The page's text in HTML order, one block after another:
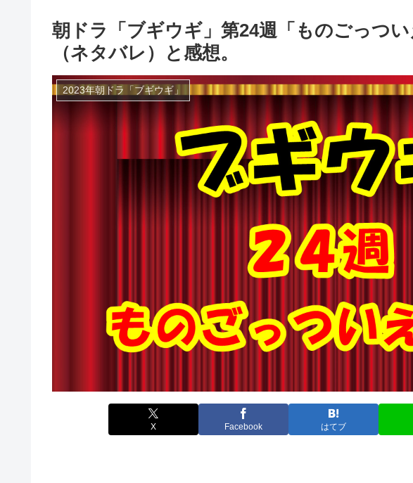
朝ドラ「ブギウギ」第24週「ものごっつ
（ネタバレ）と感想。
2023年朝ドラ「ブギウギ」
X Facebook はてブ